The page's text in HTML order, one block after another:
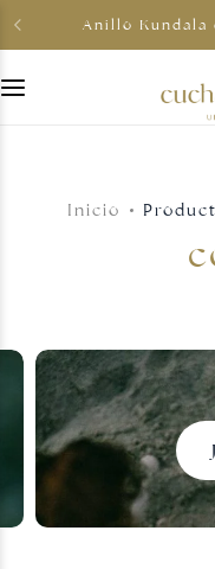
Anillo Kundala
Inicio
Para compartir
Tarjetas regalo